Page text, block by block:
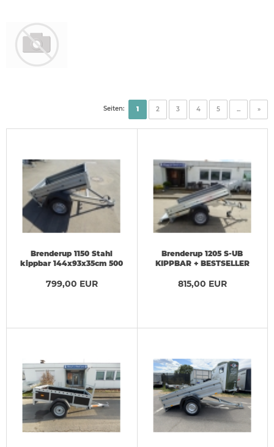
Seiten: 1 2 3 4 5 ... »
Brenderup 1150 Stahl
kippbar 144x93x35cm 500
799,00 EUR
Brenderup 1205 S-UB
KIPPBAR + BESTSELLER
815,00 EUR